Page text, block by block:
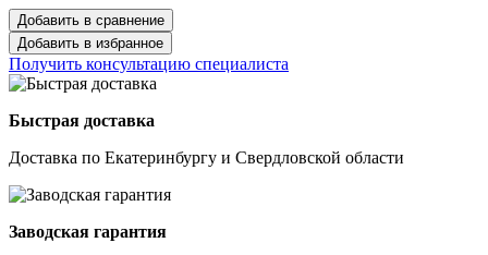
Добавить в сравнение
Добавить в избранное
Получить консультацию специалиста
Быстрая доставка
Доставка по Екатеринбургу и Свердловской области
Заводская гарантия